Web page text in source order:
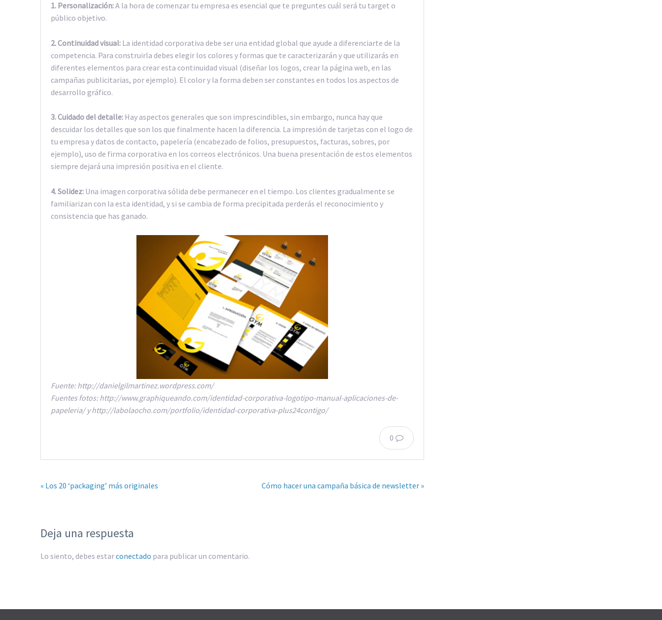
1. Personalización:A la hora de comenzar tu empresa es esencial que te preguntes cuál será tu target o
público objetivo.
2. Continuidad visual: La identidad corporativa debe ser una entidad global que ayude a diferenciarte de la
competencia. Para construirla debes elegir los colores y formas que te caracterizarán y que utilizarás en
diferentes elementos para crear esta continuidad visual (diseñar los logos, crear la página web, en las
campañas publicitarias, por ejemplo). El color y la forma deben ser constantes en todos los aspectos de
desarrollo gráfico.
3. Cuidado del detalle: Hay aspectos generales que son imprescindibles, sin embargo, nunca hay que
descuidar los detalles que son los que finalmente hacen la diferencia. La impresión de tarjetas con el logo de
tu empresa y datos de contacto, papelería (encabezado de folios, presupuestos, facturas, sobres, por
ejemplo), uso de firma corporativa en los correos electrónicos. Una buena presentación de estos elementos
siempre dejará una impresión positiva en el cliente.
4. Solidez: Una imagen corporativa sólida debe permanecer en el tiempo. Los clientes gradualmente se
familiarizan con la esta identidad, y si se cambia de forma precipitada perderás el reconocimiento y
consistencia que has ganado.
Fuente: http://danielgilmartinez.wordpress.com/
Fuentes fotos: http://www.graphiqueando.com/identidad-corporativa-logotipo-manual-aplicaciones-de-
papeleria/ y http://labolaocho.com/portfolio/identidad-corporativa-plus24contigo/
0
« Los 20 ‘packaging’ más originales Cómo hacer una campaña básica de newsletter »
Deja una respuesta
Lo siento, debes estarconectado para publicar un comentario.